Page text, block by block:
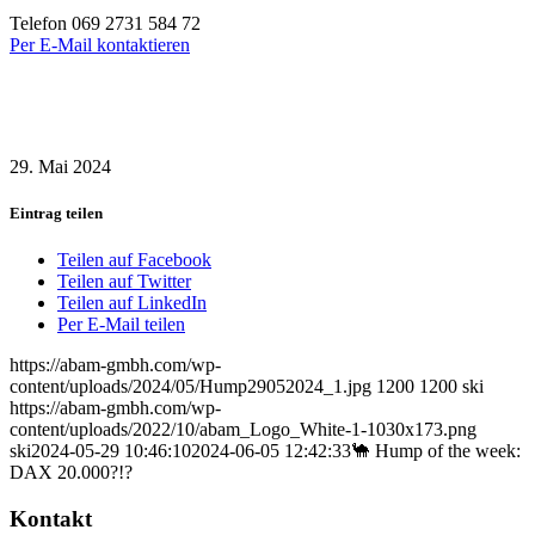
Telefon 069 2731 584 72
Per E-Mail kontaktieren
29. Mai 2024
Eintrag teilen
Teilen auf Facebook
Teilen auf Twitter
Teilen auf LinkedIn
Per E-Mail teilen
https://abam-gmbh.com/wp-
content/uploads/2024/05/Hump29052024_1.jpg 1200 1200 ski
https://abam-gmbh.com/wp-
content/uploads/2022/10/abam_Logo_White-1-1030x173.png
ski2024-05-29 10:46:102024-06-05 12:42:33🐪 Hump of the week:
DAX 20.000?!?
Kontakt